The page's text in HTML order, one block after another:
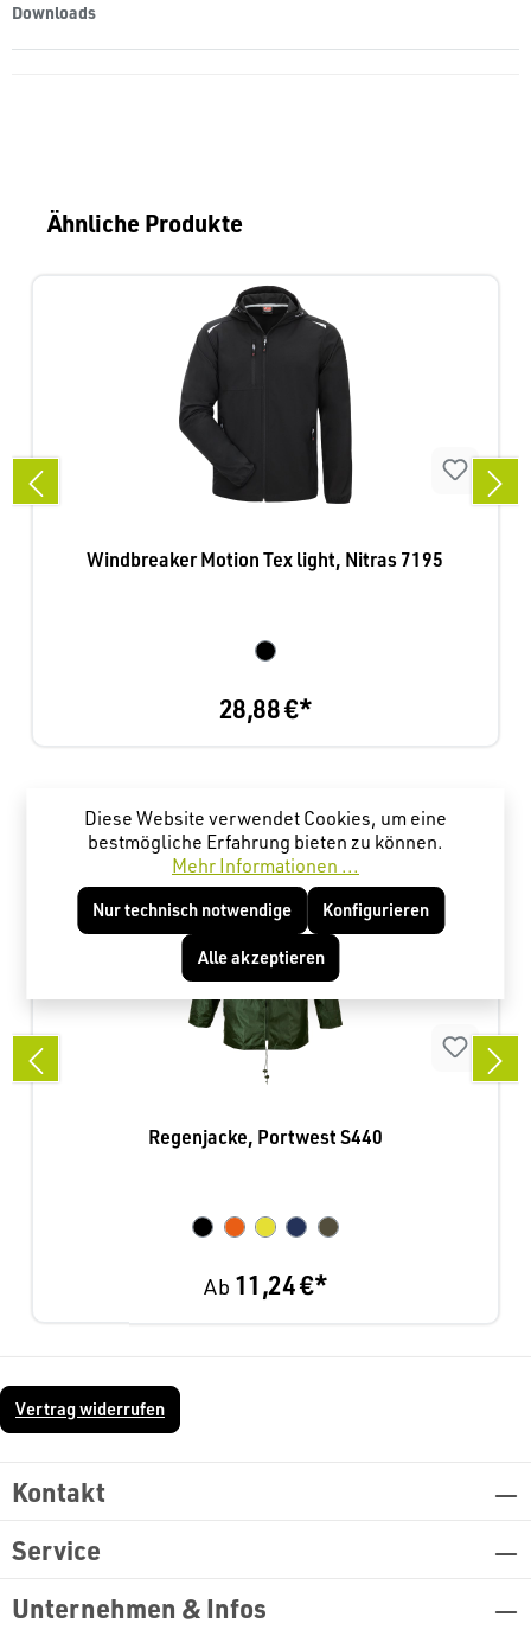
Downloads
Produktgalerie überspringen
Ähnliche Produkte
Windbreaker Motion Tex light, Nitras 7195
28,88 €*
Regenjacke, Portwest S440
Ab 11,24 €*
Vertrag widerrufen
Kontakt
Service
Unternehmen & Infos
Diese Website verwendet Cookies, um eine
bestmögliche Erfahrung bieten zu können.
Mehr Informationen ...
Nur technisch notwendige Konfigurieren
Alle akzeptieren